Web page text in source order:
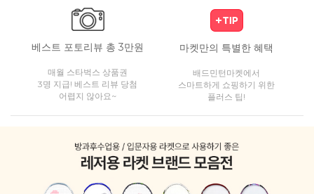
베스트 포토리뷰 총 3만원
매월 스타벅스 상품권
3명 지급! 베스트 리뷰 당첨
어렵지 않아요~
마켓만의 특별한 혜택
배드민턴마켓에서
스마트하게 쇼핑하기 위한
플러스 팁!